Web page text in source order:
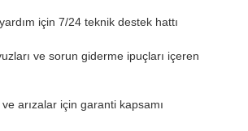
için 7/24 teknik destek hattı
ve sorun giderme ipuçları içeren
arızalar için garanti kapsamı